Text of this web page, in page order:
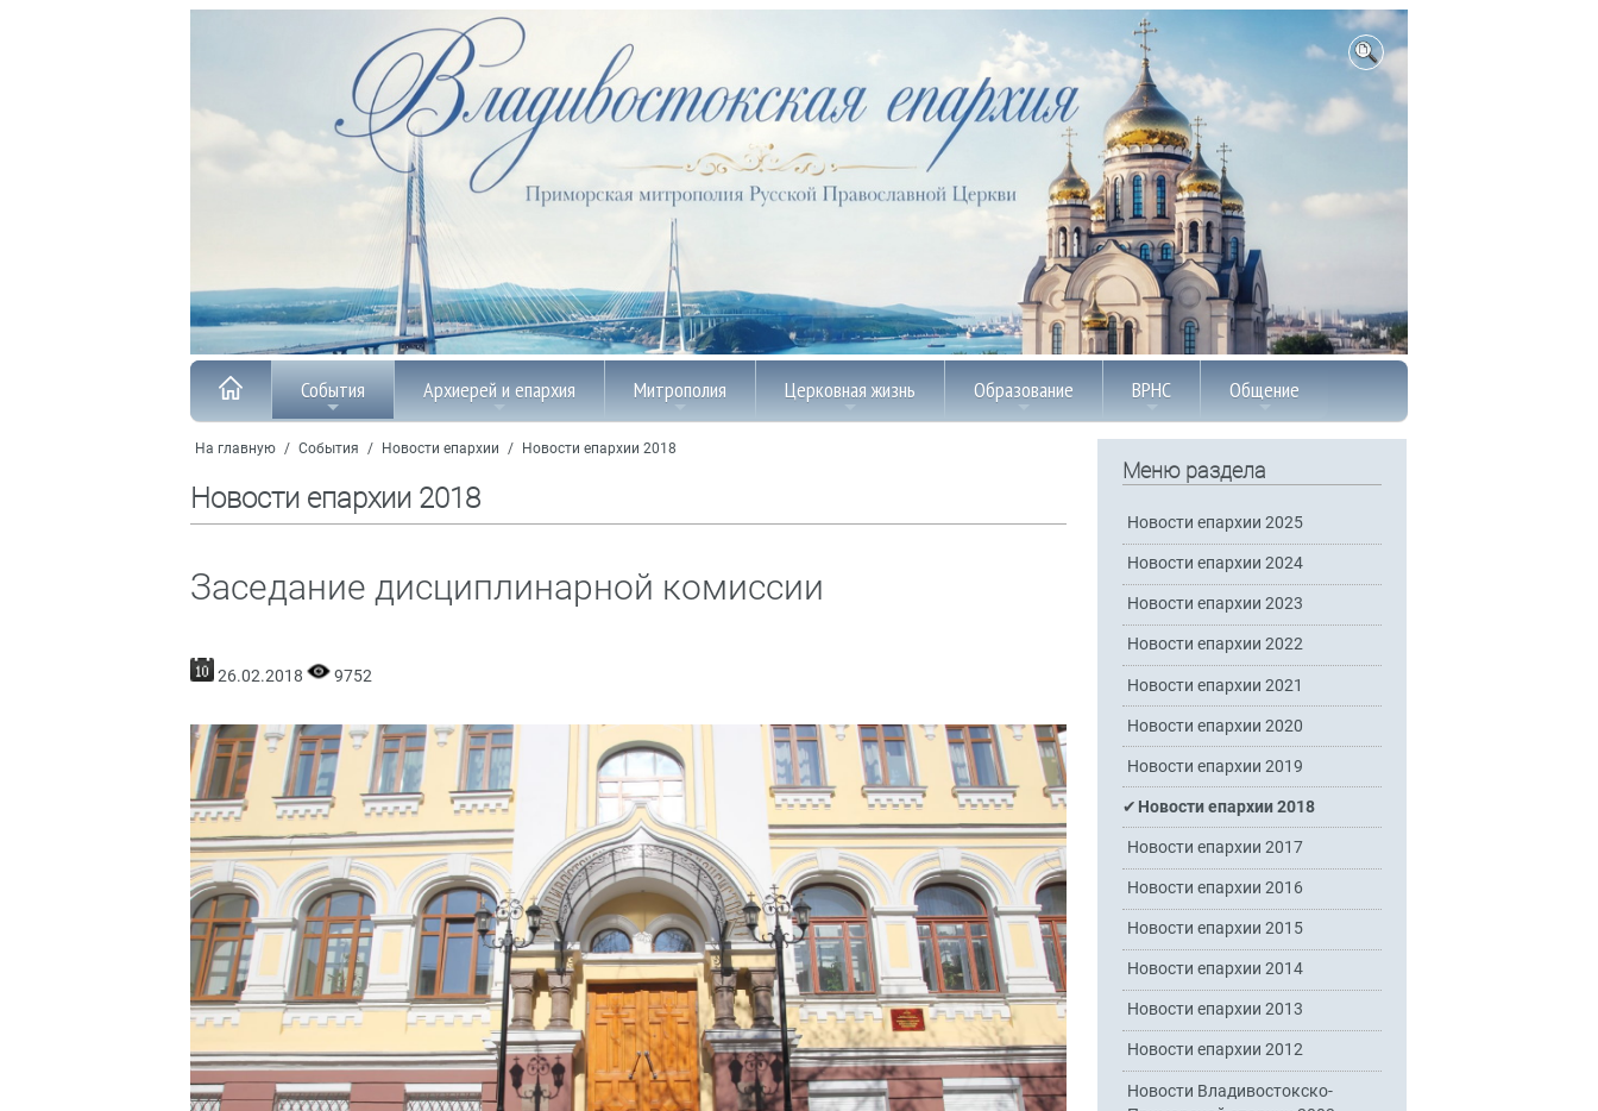
События Архиерей и епархия Митрополия Церковная жизнь Образование ВРНС Общение
На главную / События / Новости епархии / Новости епархии 2018
Новости епархии 2018
Заседание дисциплинарной комиссии
26.02.2018 9752
Меню раздела
Новости епархии 2025
Новости епархии 2024
Новости епархии 2023
Новости епархии 2022
Новости епархии 2021
Новости епархии 2020
Новости епархии 2019
Новости епархии 2018
Новости епархии 2017
Новости епархии 2016
Новости епархии 2015
Новости епархии 2014
Новости епархии 2013
Новости епархии 2012
Новости Владивостокско-